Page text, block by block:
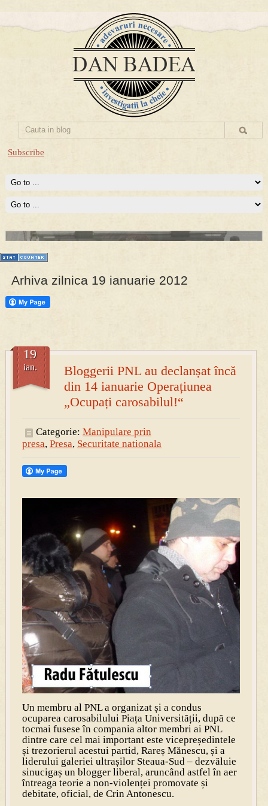
Subscribe
PRESA
Permise pentru vânătoarea de porci în costume, cu gulere albe
Prima mea carte publicata (Nemira)
Averea Presedintelui: prima lucrare despre controversatele
conturi secrete ale Securitatii.
Arhiva zilnica 19 ianuarie 2012
Bloggerii PNL au declanșat încă
din 14 ianuarie Operațiunea
„Ocupați carosabilul!“
19
ian.
Categorie: Manipulare prin
presa, Presa, Securitate nationala
Un membru al PNL a organizat și a condus
ocuparea carosabilului Piața Universității, după ce
tocmai fusese în compania altor membri ai PNL
dintre care cel mai important este vicepreședintele
și trezorierul acestui partid, Rareș Mănescu, și a
liderului galeriei ultrașilor Steaua-Sud – dezvăluie
sinucigaș un blogger liberal, aruncând astfel în aer
întreaga teorie a non-violenței promovate și
debitate, oficial, de Crin Antonescu.